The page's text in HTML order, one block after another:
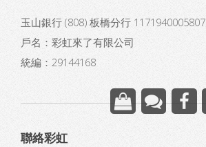
玉山銀行 (808) 板橋分行 1171940005807
戶名：彩虹來了有限公司
統編：29144168
聯絡彩虹